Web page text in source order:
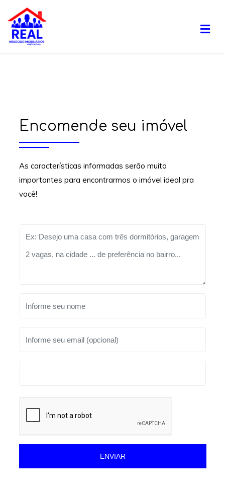
Encomende seu imóvel
As características informadas serão muito
importantes para encontrarmos o imóvel ideal pra
você!
ENVIAR